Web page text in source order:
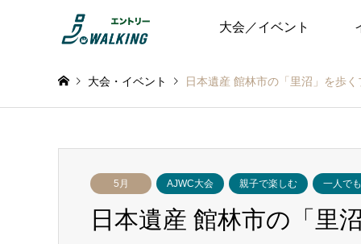
大会／イベント
大会・イベント 日本遺産 館林市の「里沼」を歩
5月 AJWC大会 親子で楽しむ 一人で
日本遺産 館林市の「里